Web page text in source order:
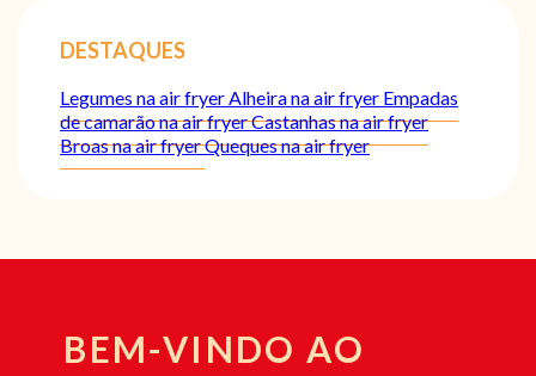
DESTAQUES
Legumes na air fryer Alheira na air fryer Empadas
de camarão na air fryerCastanhas na air fryer
Broas na air fryerQueques na air fryer
BEM-VINDO AO